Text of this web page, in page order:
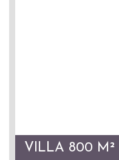
VILLA 800 M²